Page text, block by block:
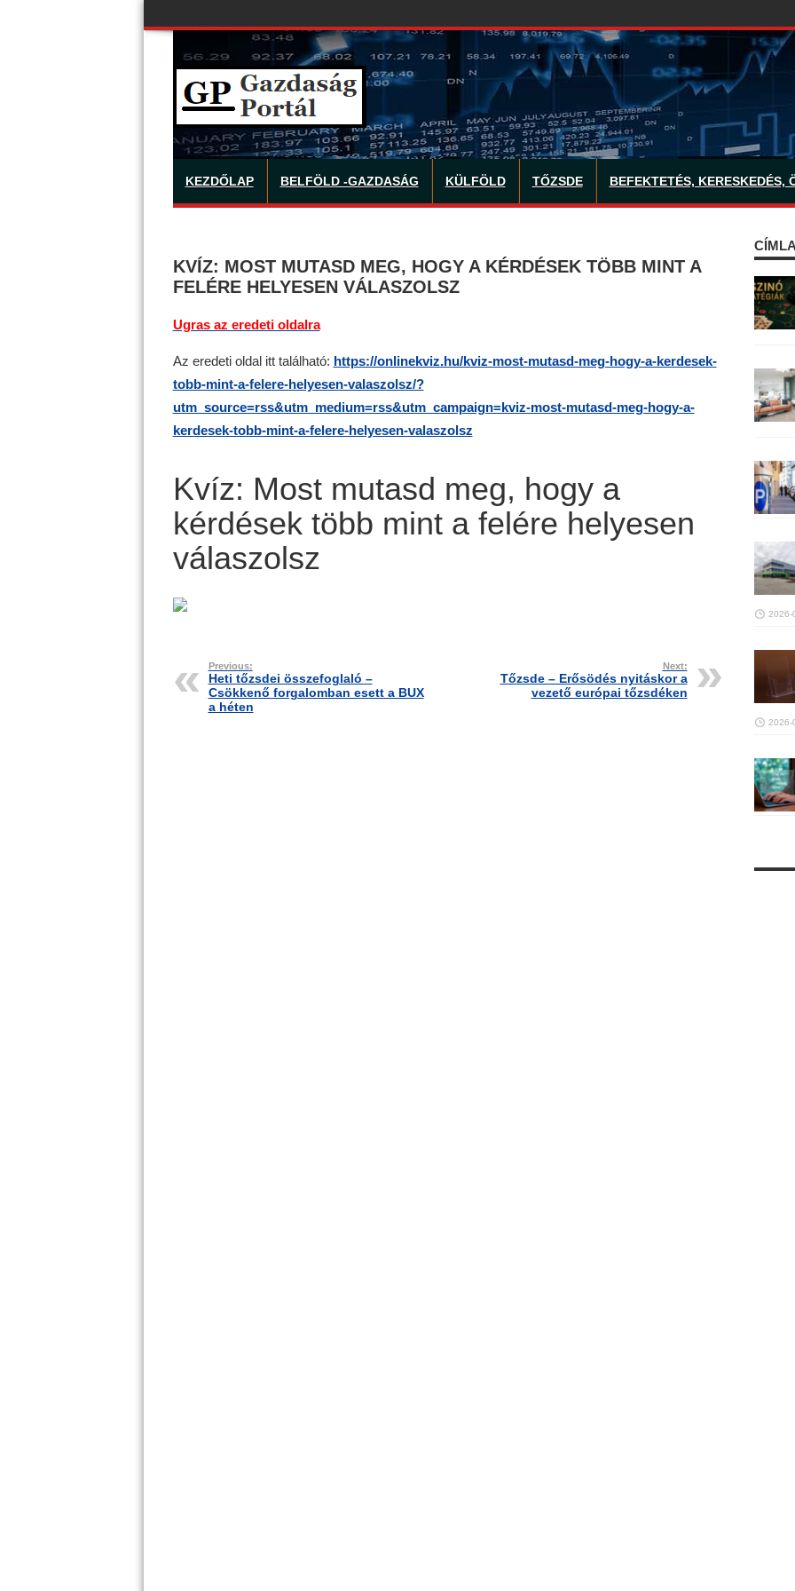
KEZDŐLAP BELFÖLD -GAZDASÁG KÜLFÖLD TŐZSDE BEFEKTETÉS, KERESKEDÉS,
KVÍZ: MOST MUTASD MEG, HOGY A KÉRDÉSEK TÖBB MINT A
FELÉRE HELYESEN VÁLASZOLSZ
Ugras az eredeti oldalra
Az eredeti oldal itt található: https://onlinekviz.hu/kviz-most-mutasd-meg-hogy-a-kerdesek-
tobb-mint-a-felere-helyesen-valaszolsz/?
utm_source=rss&utm_medium=rss&utm_campaign=kviz-most-mutasd-meg-hogy-a-
kerdesek-tobb-mint-a-felere-helyesen-valaszolsz
Kvíz: Most mutasd meg, hogy a
kérdések több mint a felére helyesen
válaszolsz
Previous:
Heti tőzsdei összefoglaló –
Csökkenő forgalomban esett a BUX
a héten
Next:
Tőzsde – Erősödés nyitáskor a
vezető európai tőzsdéken
2026-
2026-